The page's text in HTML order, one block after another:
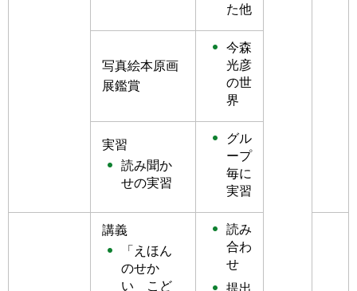
た他
写真絵本原画
展鑑賞
今森
光彦
の世
界
実習
読み聞か
せの実習
グル
ープ
毎に
実習
講義
「えほん
のせか
い こど
読み
合わ
せ
提出